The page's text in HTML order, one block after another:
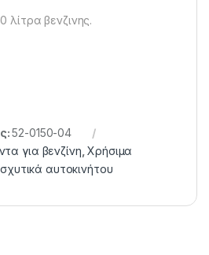
λίτρα βενζινης.
52-0150-04
για βενζίνη,Χρήσιμα
αυτοκινήτου